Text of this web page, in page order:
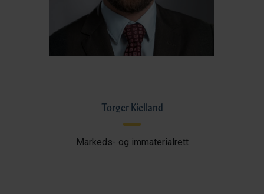
Torger Kielland
Markeds- og immaterialrett